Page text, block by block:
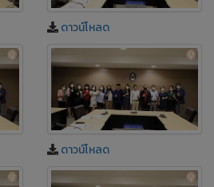
ดาวน์โหลด
ดาวน์โหลด